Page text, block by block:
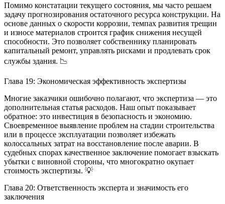
Помимо констатации текущего состояния, мы часто решаем
задачу прогнозирования остаточного ресурса конструкции. На
основе данных о скорости коррозии, темпах развития трещин
и износе материалов строится график снижения несущей
способности. Это позволяет собственнику планировать
капитальный ремонт, управлять рисками и продлевать срок
службы здания. 📉
Глава 19: Экономическая эффективность экспертизы
Многие заказчики ошибочно полагают, что экспертиза — это
дополнительная статья расходов. Наш опыт показывает
обратное: это инвестиция в безопасность и экономию.
Своевременное выявление проблем на стадии строительства
или в процессе эксплуатации позволяет избежать
колоссальных затрат на восстановление после аварии. В
судебных спорах качественное заключение помогает взыскать
убытки с виновной стороны, что многократно окупает
стоимость экспертизы. 💡
Глава 20: Ответственность эксперта и значимость его
заключения